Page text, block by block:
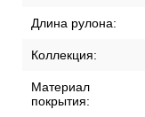
Длина рулона:
Коллекция:
Материал
покрытия: